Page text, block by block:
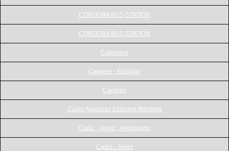
CORDOBA BUS STATION
CORDOBA BUS STATION
Cabopino
Caceres - Estación
Caceres
Cadiz Algeciras Estacion Maritima
Cadiz - Jerez - Aeropuerto
Cadiz - Jerez